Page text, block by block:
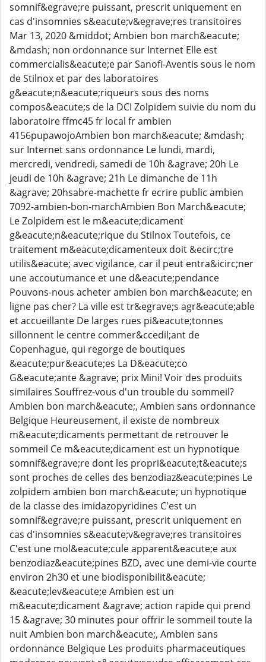
somnif&egrave;re puissant, prescrit uniquement en
cas d'insomnies s&eacute;v&egrave;res transitoires
Mar 13, 2020 &middot; Ambien bon march&eacute;
&mdash; non ordonnance sur Internet Elle est
commercialis&eacute;e par Sanofi-Aventis sous le nom
de Stilnox et par des laboratoires
g&eacute;n&eacute;riqueurs sous des noms
compos&eacute;s de la DCI Zolpidem suivie du nom du
laboratoire ffmc45 fr local fr ambien
4156pupawojoAmbien bon march&eacute; &mdash;
sur Internet sans ordonnance Le lundi, mardi,
mercredi, vendredi, samedi de 10h &agrave; 20h Le
jeudi de 10h &agrave; 21h Le dimanche de 11h
&agrave; 20hsabre-machette fr ecrire public ambien
7092-ambien-bon-marchAmbien Bon March&eacute;
Le Zolpidem est le m&eacute;dicament
g&eacute;n&eacute;rique du Stilnox Toutefois, ce
traitement m&eacute;dicamenteux doit &ecirc;tre
utilis&eacute; avec vigilance, car il peut entra&icirc;ner
une accoutumance et une d&eacute;pendance
Pouvons-nous acheter ambien bon march&eacute; en
ligne pas cher? La ville est tr&egrave;s agr&eacute;able
et accueillante De larges rues pi&eacute;tonnes
sillonnent le centre commer&ccedil;ant de
Copenhague, qui regorge de boutiques
&eacute;pur&eacute;es La D&eacute;co
G&eacute;ante &agrave; prix Mini! Voir des produits
similaires Souffrez-vous d'un trouble du sommeil?
Ambien bon march&eacute;, Ambien sans ordonnance
Belgique Heureusement, il existe de nombreux
m&eacute;dicaments permettant de retrouver le
sommeil Ce m&eacute;dicament est un hypnotique
somnif&egrave;re dont les propri&eacute;t&eacute;s
sont proches de celles des benzodiaz&eacute;pines Le
zolpidem ambien bon march&eacute; un hypnotique
de la classe des imidazopyridines C'est un
somnif&egrave;re puissant, prescrit uniquement en
cas d'insomnies s&eacute;v&egrave;res transitoires
C'est une mol&eacute;cule apparent&eacute;e aux
benzodiaz&eacute;pines BZD, avec une demi-vie courte
environ 2h30 et une biodisponibilit&eacute;
&eacute;lev&eacute;e Ambien est un
m&eacute;dicament &agrave; action rapide qui prend
15 &agrave; 30 minutes pour offrir le sommeil toute la
nuit Ambien bon march&eacute;, Ambien sans
ordonnance Belgique Les produits pharmaceutiques